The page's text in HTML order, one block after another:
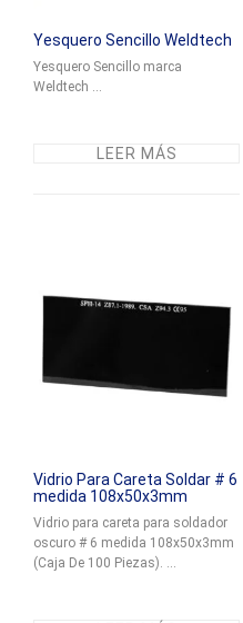
Yesquero Sencillo Weldtech
Yesquero Sencillo marca
Weldtech ...
LEER MÁS
Vidrio Para Careta Soldar # 6
medida 108x50x3mm
Vidrio para careta para soldador
oscuro # 6 medida 108x50x3mm
(Caja De 100 Piezas). ...